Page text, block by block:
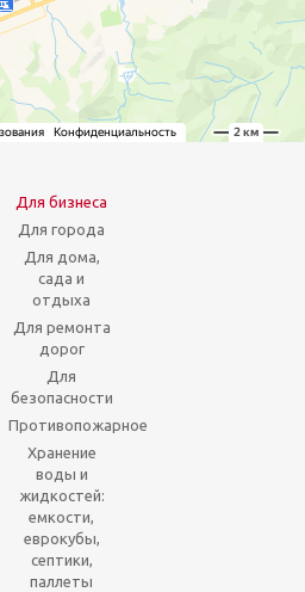
Для бизнеса
Для города
Для дома,
сада и
отдыха
Для ремонта
дорог
Для
безопасности
Противопожарное
Хранение
воды и
жидкостей:
емкости,
еврокубы,
септики,
паллеты